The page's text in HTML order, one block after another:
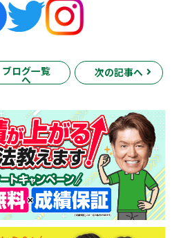
ブログ一覧
へ
次の記事へ